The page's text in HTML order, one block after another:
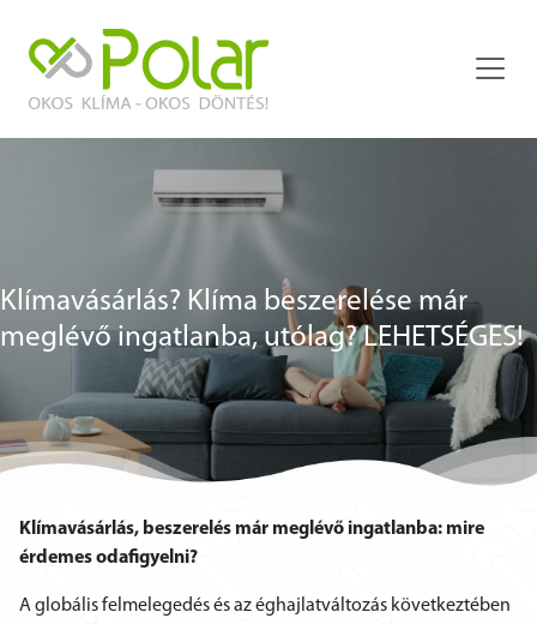
Klímavásárlás? Klíma beszerelése már
meglévő ingatlanba, utólag? LEHETSÉGES!
Klímavásárlás, beszerelés már meglévő ingatlanba: mire
érdemes odafigyelni?
A globális felmelegedés és az éghajlatváltozás következtében